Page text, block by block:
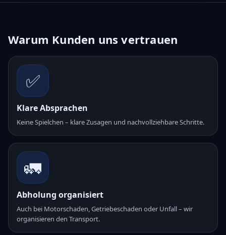
Warum Kunden uns vertrauen
✅
Klare Absprachen
Keine Spielchen – klare Zusagen und nachvollziehbare Schritte.
🚛
Abholung organisiert
Auch bei Motorschaden, Getriebeschaden oder Unfall – wir
organisieren den Transport.